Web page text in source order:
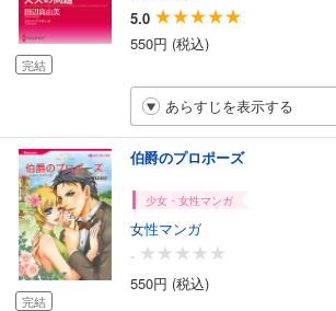
完結
5.0
550円 (税込)
あらすじを表示する
完結
伯爵のプロポーズ
少女・女性マンガ
女性マンガ
-
550円 (税込)